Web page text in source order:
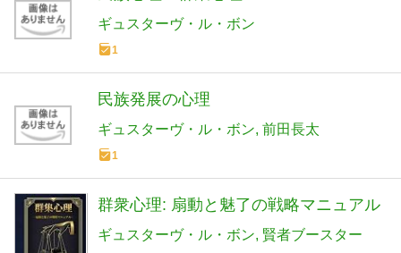
ギュスターヴ・ル・ボン
1
民族発展の心理
ギュスターヴ・ル・ボン 前田長太
1
群衆心理: 扇動と魅了の戦略マニュアル
ギュスターヴ・ル・ボン 賢者ブースター